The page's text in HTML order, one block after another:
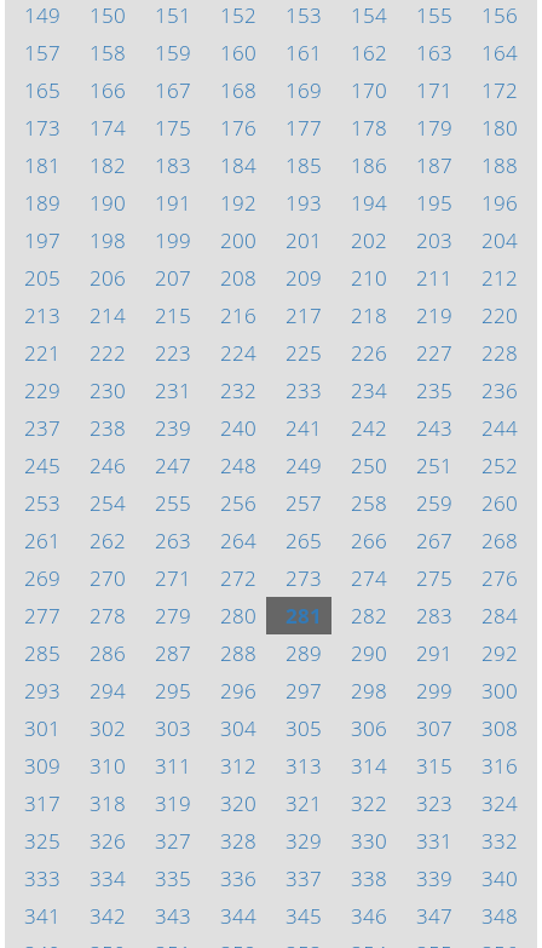
149
150 151 152 153 154 155
156
157
158 159 160 161 162 163
164
165
166 167 168 169 170 171
172
173
174 175 176 177 178 179
180
181
182 183 184 185 186 187
188
189
190 191 192 193 194 195
196
197
198 199 200 201 202 203
204
205
206 207 208 209 210 211
212
213
214 215 216 217 218 219
220
221
222 223 224 225 226 227
228
229
230 231 232 233 234 235
236
237
238 239 240 241 242 243
244
245
246 247 248 249 250 251
252
253
254 255 256 257 258 259
260
261
262 263 264 265 266 267
268
269
270 271 272 273 274 275
276
277
278 279 280 281 282 283
284
285
286 287 288 289 290 291
292
293
294 295 296 297 298 299
300
301
302 303 304 305 306 307
308
309
310 311 312 313 314 315
316
317
318 319 320 321 322 323
324
325
326 327 328 329 330 331
332
333
334 335 336 337 338 339
340
341
342 343 344 345 346 347
348